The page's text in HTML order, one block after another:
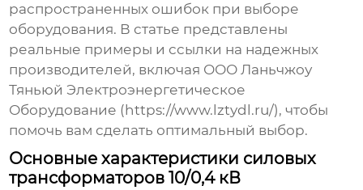
распространенных ошибок при выборе
оборудования. В статье представлены
реальные примеры и ссылки на надежных
производителей, включая ООО Ланьчжоу
Тяньюй Электроэнергетическое
Оборудование ( https://www.lztydl.ru/), чтобы
помочь вам сделать оптимальный выбор.
Основные характеристики силовых
трансформаторов 10/0,4 кВ